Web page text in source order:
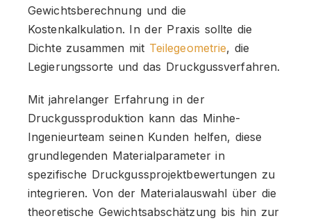
Gewichtsberechnung und die
Kostenkalkulation. In der Praxis sollte die
Dichte zusammen mit Teilegeometrie, die
Legierungssorte und das Druckgussverfahren.
Mit jahrelanger Erfahrung in der
Druckgussproduktion kann das Minhe-
Ingenieurteam seinen Kunden helfen, diese
grundlegenden Materialparameter in
spezifische Druckgussprojektbewertungen zu
integrieren. Von der Materialauswahl über die
theoretische Gewichtsabschätzung bis hin zur